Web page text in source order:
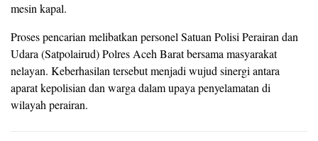
mesin kapal.
Proses pencarian melibatkan personel Satuan Polisi Perairan dan
Udara (Satpolairud) Polres Aceh Barat bersama masyarakat
nelayan. Keberhasilan tersebut menjadi wujud sinergi antara
aparat kepolisian dan warga dalam upaya penyelamatan di
wilayah perairan.